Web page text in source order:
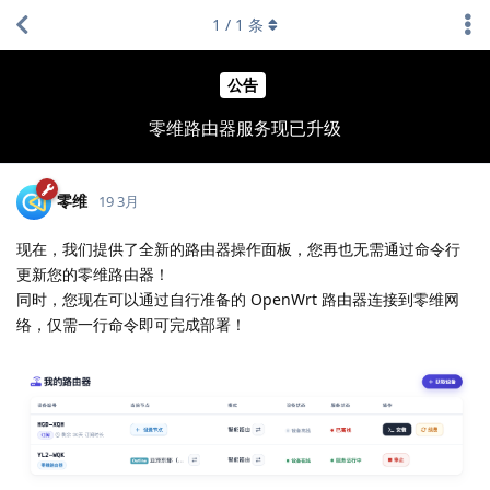
公告
零维路由器服务现已升级
1 / 1 条
零维 19 3月
现在，我们提供了全新的路由器操作面板，您再也无需通过命令行
更新您的零维路由器！
同时，您现在可以通过自行准备的 OpenWrt 路由器连接到零维网
络，仅需一行命令即可完成部署！